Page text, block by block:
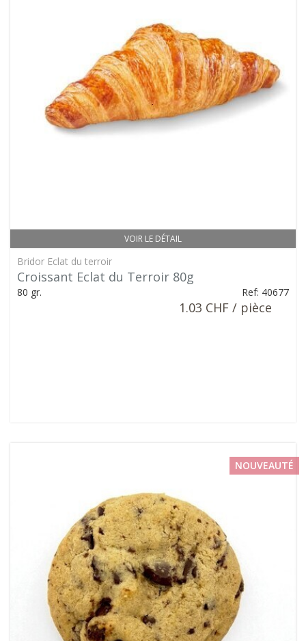
VOIR LE DÉTAIL
Bridor Eclat du terroir
Croissant Eclat du Terroir 80g
80 gr. Ref: 40677
1.03 CHF / pièce
NOUVEAUTÉ